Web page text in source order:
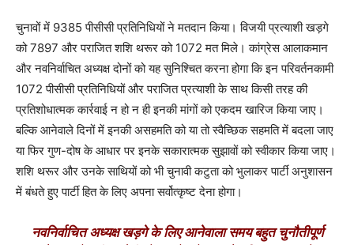
चुनावों में 9385 पीसीसी प्रतिनिधियों ने मतदान किया। विजयी प्रत्याशी खड़गे
को 7897 और पराजित शशि थरूर को 1072 मत मिले। कांग्रेस आलाकमान
और नवनिर्वाचित अध्यक्ष दोनों को यह सुनिश्चित करना होगा कि इन परिवर्तनकामी
1072 पीसीसी प्रतिनिधियों और पराजित प्रत्याशी के साथ किसी तरह की
प्रतिशोधात्मक कार्रवाई न हो न ही इनकी मांगों को एकदम खारिज किया जाए।
बल्कि आनेवाले दिनों में इनकी असहमति को या तो स्वैच्छिक सहमति में बदला जाए
या फिर गुण-दोष के आधार पर इनके सकारात्मक सुझावों को स्वीकार किया जाए।
शशि थरूर और उनके साथियों को भी चुनावी कटुता को भुलाकर पार्टी अनुशासन
में बंधते हुए पार्टी हित के लिए अपना सर्वोत्कृष्ट देना होगा।
नवनिर्वाचित अध्यक्ष खड़गे के लिए आनेवाला समय बहुत चुनौतीपूर्ण